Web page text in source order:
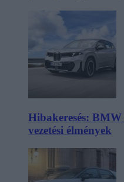
Hibakeresés: BMW
vezetési élmények